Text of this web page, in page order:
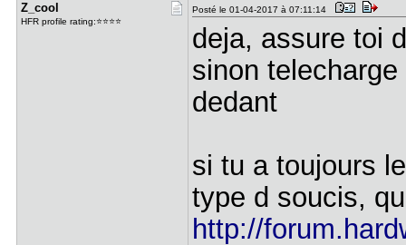
Z_cool
HFR profile rating:⭐⭐⭐⭐
Posté le 01-04-2017 à 07:11:14
deja, assure toi
sinon
dedant
si tu a toujours
type d soucis,
http://